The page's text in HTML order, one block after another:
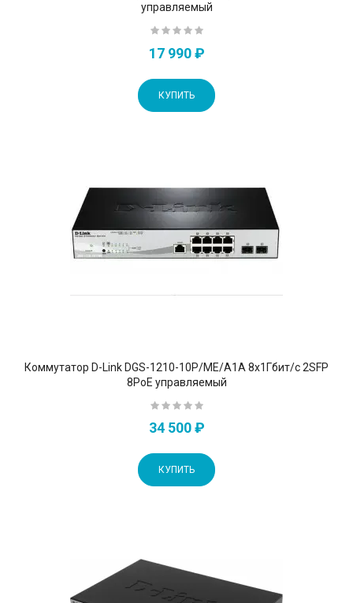
управляемый
17 990 ₽
КУПИТЬ
Коммутатор D-Link DGS-1210-10P/ME/A1A 8x1Гбит/с 2SFP
8PoE управляемый
34 500 ₽
КУПИТЬ